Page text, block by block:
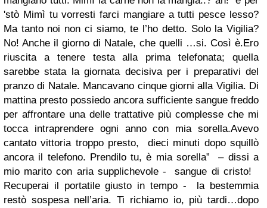
'stò Mimì tu vorresti farci mangiare a tutti pesce lesso?
Ma tanto noi non ci siamo, te l’ho detto. Solo la Vigilia?
No! Anche il giorno di Natale, che quelli …si. Così è. Ero
riuscita a tenere testa alla prima telefonata; quella
sarebbe stata la giornata decisiva per i preparativi del
pranzo di Natale. Mancavano cinque giorni alla Vigilia. Di
mattina presto possiedo ancora sufficiente sangue freddo
per affrontare una delle trattative più complesse che mi
tocca intraprendere ogni anno con mia sorella.Avevo
cantato vittoria troppo presto, dieci minuti dopo squillò
ancora il telefono. Prendilo tu, è mia sorella” – dissi a
mio marito con aria supplichevole - sangue di cristo!
Recuperai il portatile giusto in tempo - la bestemmia
restò sospesa nell’aria. Ti richiamo io, più tardi…dopo